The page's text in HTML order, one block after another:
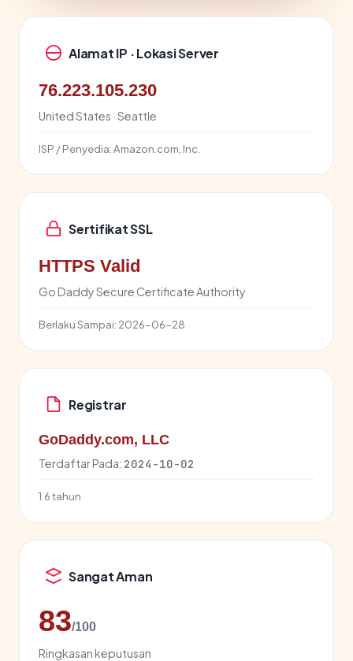
Alamat IP · Lokasi Server
76.223.105.230
United States · Seattle
ISP / Penyedia:Amazon.com, Inc.
Sertifikat SSL
HTTPS Valid
Go Daddy Secure Certificate Authority
Berlaku Sampai: 2026-06-28
Registrar
GoDaddy.com, LLC
Terdaftar Pada: 2024-10-02
1.6 tahun
Sangat Aman
83/100
Ringkasan keputusan